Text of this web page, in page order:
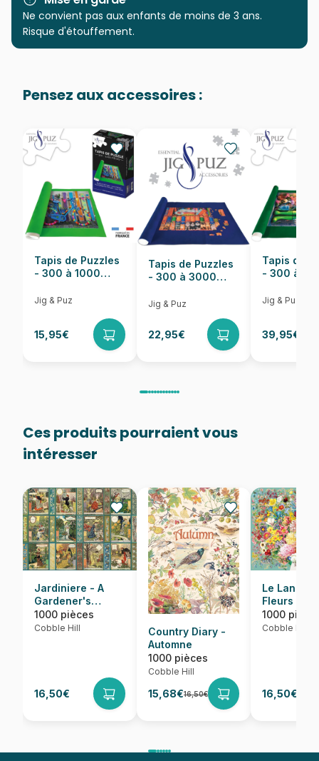
Catégorie Puzzles - Oiseaux
Age
Puzzle pour Adultes (500 à
Provenance Puzzles fabriqués en France
EAN 625012400282
Nombre de pièces 1000 pièces
Dimensions 68 x 49 cm
Ne convient pas aux enfants de moins de 3 ans.
Risque d'étouffement.
Pensez aux accessoires :
Tapis de Puzzles
- 300 à 1000
Jig & Puz
15,95€
Tapis de Puzzles
- 300 à 3000
Jig & Puz
22,95€
Tapis de
- 300 à
Jig & Puz
39,95€
Ces produits pourraient vous
intéresser
Jardiniere - A
Gardener's
Calendar
1000 pièces
Cobble Hill
16,50€
Country Diary -
Automne
1000 pièces
Cobble Hill
15,68€16,50€
Le
Fleurs
1000
Cobble Hill
16,50€